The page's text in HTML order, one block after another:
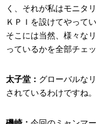
く、それが私はモニタ
ＫＰＩを設けてやって
そこには当然、様々な
っているかを全部チェ
太子堂： グローバルな
されているわけですね。